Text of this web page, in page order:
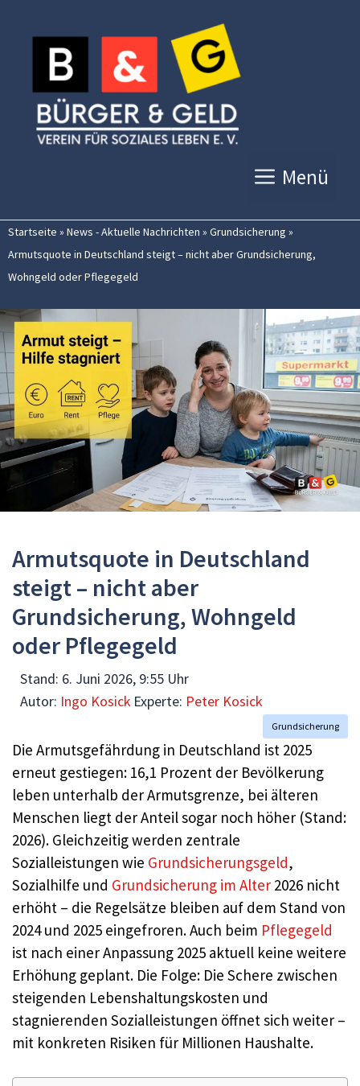
Inhalt
springen
Menü
Startseite » News - Aktuelle Nachrichten » Grundsicherung »
Armutsquote in Deutschland steigt – nicht aber Grundsicherung,
Wohngeld oder Pflegegeld
Armutsquote in Deutschland
steigt – nicht aber
Grundsicherung, Wohngeld
oder Pflegegeld
Stand: 6. Juni 2026, 9:55 Uhr
Autor: Ingo Kosick Experte: Peter Kosick
Grundsicherung
Die Armutsgefährdung in Deutschland ist 2025
erneut gestiegen: 16,1 Prozent der Bevölkerung
leben unterhalb der Armutsgrenze, bei älteren
Menschen liegt der Anteil sogar noch höher (Stand:
2026). Gleichzeitig werden zentrale
Sozialleistungen wie Grundsicherungsgeld,
Sozialhilfe und Grundsicherung im Alter 2026 nicht
erhöht – die Regelsätze bleiben auf dem Stand von
2024 und 2025 eingefroren. Auch beim Pflegegeld
ist nach einer Anpassung 2025 aktuell keine weitere
Erhöhung geplant. Die Folge: Die Schere zwischen
steigenden Lebenshaltungskosten und
stagnierenden Sozialleistungen öffnet sich weiter –
mit konkreten Risiken für Millionen Haushalte.